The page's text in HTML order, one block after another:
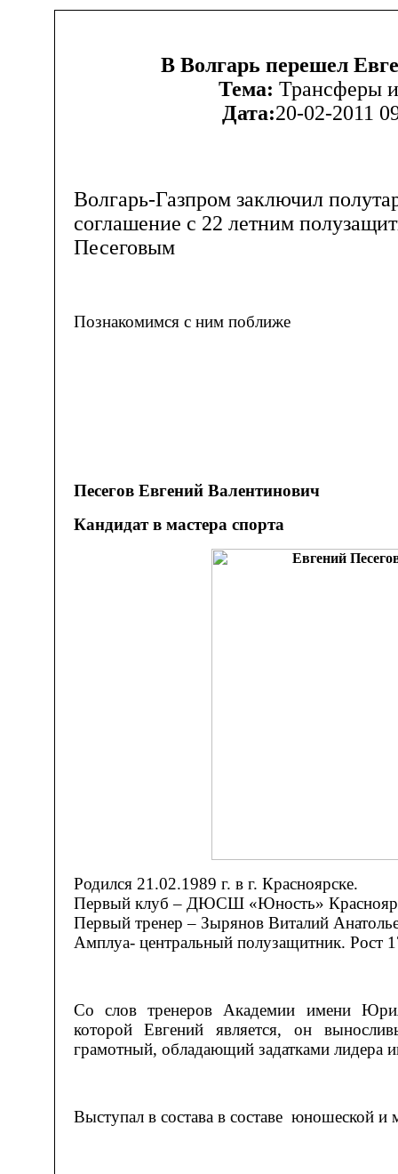
В Волгарь перешел
Тема: Трансферы
Дата:20-02-2011
Волгарь-Газпром заключил
соглашение с 22 летним
Песеговым
Познакомимся с ним поближе
Песегов Евгений Валентинович
Кандидат в мастера спорта
Родился 21.02.1989 г. в г. Красноярске.
Первый клуб – ДЮСШ «Юность»
Первый тренер – Зырянов Виталий
Амплуа- центральный полузащитник. Рост
Со слов тренеров Академии имени
которой Евгений является, он
грамотный, обладающий задатками лидера
Выступал в состава в составе юношеской